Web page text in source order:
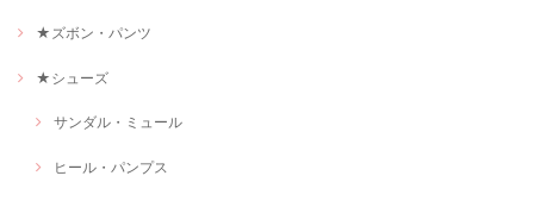
★ズボン・パンツ
★シューズ
サンダル・ミュール
ヒール・パンプス